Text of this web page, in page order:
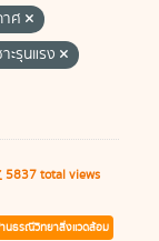
ศ
ะรุนแรง
5837 total views
นธรณีวิทยาสิ่งแวดล้อม